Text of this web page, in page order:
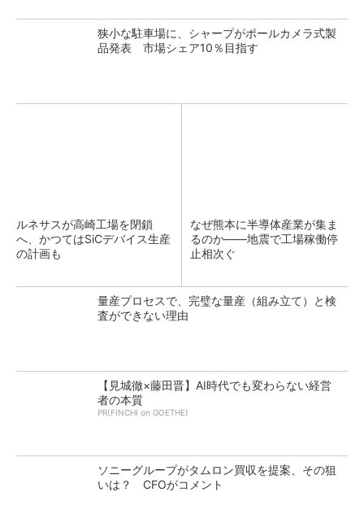
狭小な駐車場に、シャープがポールカメラ式製
品発表 市場シェア10％目指す
ルネサスが高崎工場を閉鎖
へ、かつてはSiCデバイス生産
の計画も
なぜ熊本に半導体産業が集ま
るのか――地震で工場稼働停
止相次ぐ
量産プロセスで、完璧な量産（組み立て）と検
査ができない理由
【見城徹×藤田晋】AI時代でも変わらない経営
者の本質
PR(FINCHI on GOETHE)
ソニーグループがタムロン買収を提案、その狙
いは？ CFOがコメント